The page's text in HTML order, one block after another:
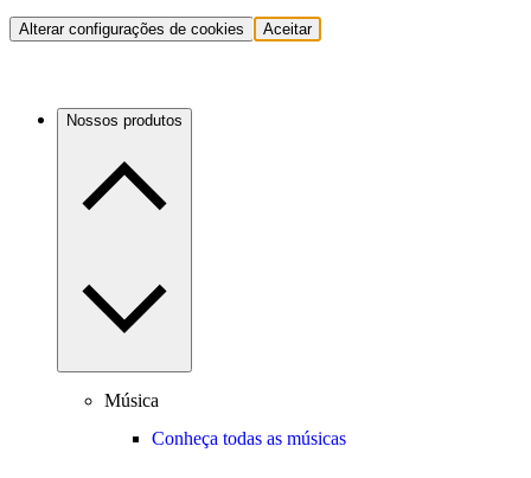
Alterar configurações de cookies Aceitar
Nossos produtos
Música
Conheça todas as músicas